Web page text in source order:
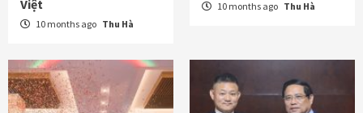
Việt
10 months ago Thu Hà
10 months ago Thu Hà